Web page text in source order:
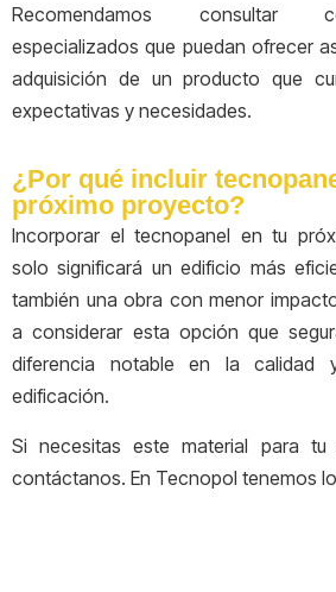
Recomendamos consultar
especializados que puedan ofrecer
adquisición de un producto que
expectativas y necesidades.
¿Por qué incluir
próximo proyecto?
Incorporar el tecnopanel en tu
solo significará un edificio más
también una obra con menor
a considerar esta opción que
diferencia notable en la calidad
edificación.
Si necesitas este material para tu
contáctanos. En Tecnopol tenemos